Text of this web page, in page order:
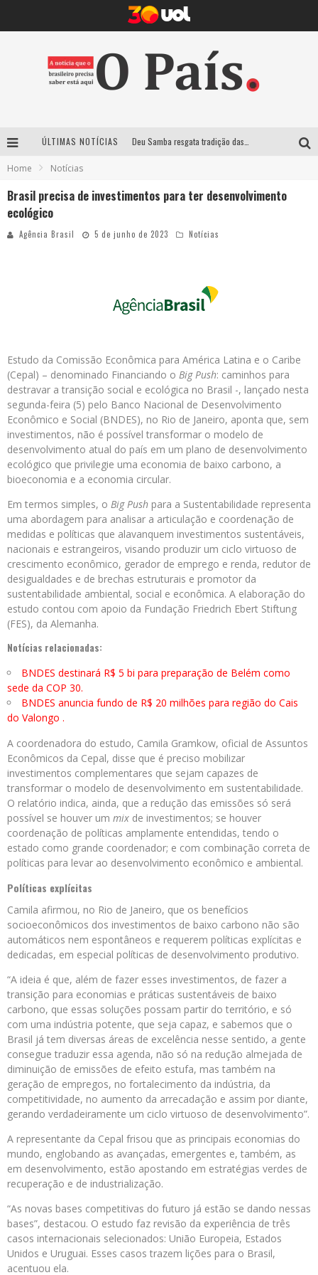
ÚLTIMAS NOTÍCIAS
Maior Campeonato de Drift da América Latina retorna ao Mega Space em março
Home Notícias
Brasil precisa de investimentos para ter desenvolvimento
ecológico
Agência Brasil 5 de junho de 2023 Notícias
Estudo da Comissão Econômica para América Latina e o Caribe
(Cepal) – denominado Financiando o Big Push: caminhos para
destravar a transição social e ecológica no Brasil -, lançado nesta
segunda-feira (5) pelo Banco Nacional de Desenvolvimento
Econômico e Social (BNDES), no Rio de Janeiro, aponta que, sem
investimentos, não é possível transformar o modelo de
desenvolvimento atual do país em um plano de desenvolvimento
ecológico que privilegie uma economia de baixo carbono, a
bioeconomia e a economia circular.
Em termos simples, o Big Push para a Sustentabilidade representa
uma abordagem para analisar a articulação e coordenação de
medidas e políticas que alavanquem investimentos sustentáveis,
nacionais e estrangeiros, visando produzir um ciclo virtuoso de
crescimento econômico, gerador de emprego e renda, redutor de
desigualdades e de brechas estruturais e promotor da
sustentabilidade ambiental, social e econômica. A elaboração do
estudo contou com apoio da Fundação Friedrich Ebert Stiftung
(FES), da Alemanha.
Notícias relacionadas:
BNDES destinará R$ 5 bi para preparação de Belém como
sede da COP 30.
BNDES anuncia fundo de R$ 20 milhões para região do Cais
do Valongo .
A coordenadora do estudo, Camila Gramkow, oficial de Assuntos
Econômicos da Cepal, disse que é preciso mobilizar
investimentos complementares que sejam capazes de
transformar o modelo de desenvolvimento em sustentabilidade.
O relatório indica, ainda, que a redução das emissões só será
possível se houver um mix de investimentos; se houver
coordenação de políticas amplamente entendidas, tendo o
estado como grande coordenador; e com combinação correta de
políticas para levar ao desenvolvimento econômico e ambiental.
Políticas explícitas
Camila afirmou, no Rio de Janeiro, que os benefícios
socioeconômicos dos investimentos de baixo carbono não são
automáticos nem espontâneos e requerem políticas explícitas e
dedicadas, em especial políticas de desenvolvimento produtivo.
“A ideia é que, além de fazer esses investimentos, de fazer a
transição para economias e práticas sustentáveis de baixo
carbono, que essas soluções possam partir do território, e só
com uma indústria potente, que seja capaz, e sabemos que o
Brasil já tem diversas áreas de excelência nesse sentido, a gente
consegue traduzir essa agenda, não só na redução almejada de
diminuição de emissões de efeito estufa, mas também na
geração de empregos, no fortalecimento da indústria, da
competitividade, no aumento da arrecadação e assim por diante,
gerando verdadeiramente um ciclo virtuoso de desenvolvimento”.
A representante da Cepal frisou que as principais economias do
mundo, englobando as avançadas, emergentes e, também, as
em desenvolvimento, estão apostando em estratégias verdes de
recuperação e de industrialização.
“As novas bases competitivas do futuro já estão se dando nessas
bases”, destacou. O estudo faz revisão da experiência de três
casos internacionais selecionados: União Europeia, Estados
Unidos e Uruguai. Esses casos trazem lições para o Brasil,
acentuou ela.